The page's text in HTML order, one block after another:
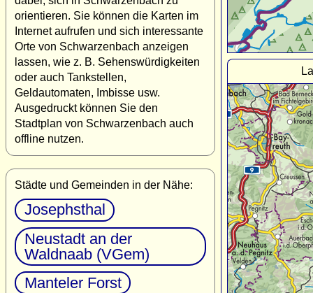
orientieren. Sie können die Karten im
Internet aufrufen und sich interessante
Orte von Schwarzenbach anzeigen
lassen, wie z. B. Sehenswürdigkeiten
oder auch Tankstellen,
Geldautomaten, Imbisse usw.
Ausgedruckt können Sie den
Stadtplan von Schwarzenbach auch
offline nutzen.
Städte und Gemeinden in der Nähe:
Josephsthal
Neustadt an der
Waldnaab (VGem)
Manteler Forst